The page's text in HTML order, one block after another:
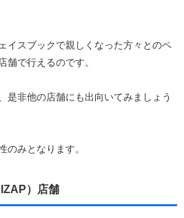
イスブックで親しくなった方々とのペ
舗で行えるのです。
是非他の店舗にも出向いてみましょう
みとなります。
）店舗